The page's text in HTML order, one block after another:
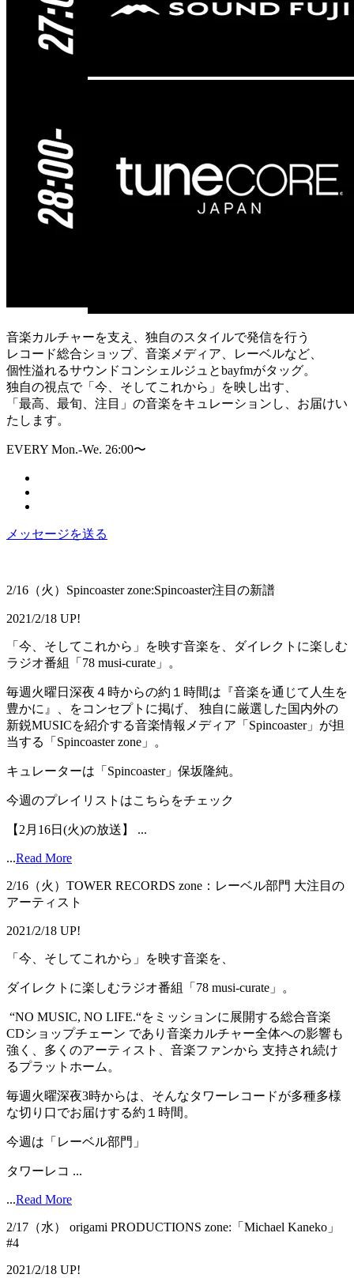
音楽カルチャーを支え、独自のスタイルで発信を行う
レコード総合ショップ、音楽メディア、レーベルなど、
個性溢れるサウンドコンシェルジュとbayfmがタッグ。
独自の視点で「今、そしてこれから」を映し出す、
「最高、最旬、注目」の音楽をキュレーションし、お届けい
たします。
EVERY Mon.-We. 26:00〜
メッセージを送る
2/16（火）Spincoaster zone:Spincoaster注目の新譜
2021/2/18 UP!
「今、そしてこれから」を映す音楽を、ダイレクトに楽しむ
ラジオ番組「78 musi-curate」。
毎週火曜日深夜４時からの約１時間は『音楽を通じて人生を
豊かに』、をコンセプトに掲げ、 独自に厳選した国内外の
新鋭MUSICを紹介する音楽情報メディア「Spincoaster」が担
当する「Spincoaster zone」。
キュレーターは「Spincoaster」保坂隆純。
今週のプレイリストはこちらをチェック
【2月16日(火)の放送】 ...
...Read More
2/16（火）TOWER RECORDS zone：レーベル部門 大注目の
アーティスト
2021/2/18 UP!
「今、そしてこれから」を映す音楽を、
ダイレクトに楽しむラジオ番組「78 musi-curate」。
“NO MUSIC, NO LIFE.“をミッションに展開する総合音楽
CDショップチェーン であり音楽カルチャー全体への影響も
強く、多くのアーティスト、音楽ファンから 支持され続け
るプラットホーム。
毎週火曜深夜3時からは、そんなタワーレコードが多種多様
な切り口でお届けする約１時間。
今週は「レーベル部門」
タワーレコ ...
...Read More
2/17（水） origami PRODUCTIONS zone:「Michael Kaneko」
#4
2021/2/18 UP!